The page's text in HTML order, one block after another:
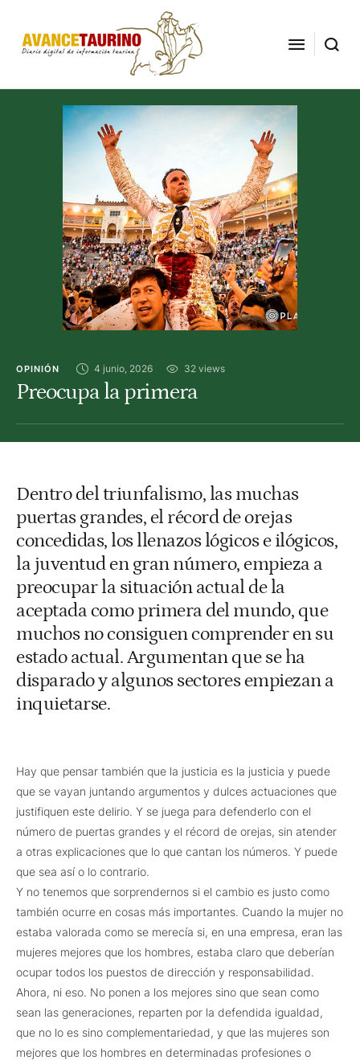
OPINIÓN 4 junio, 2026 32 views
Preocupa la primera
Dentro del triunfalismo, las muchas
puertas grandes, el récord de orejas
concedidas, los llenazos lógicos e ilógicos,
la juventud en gran número, empieza a
preocupar la situación actual de la
aceptada como primera del mundo, que
muchos no consiguen comprender en su
estado actual. Argumentan que se ha
disparado y algunos sectores empiezan a
inquietarse.
Hay que pensar también que la justicia es la justicia y puede
que se vayan juntando argumentos y dulces actuaciones que
justifiquen este delirio. Y se juega para defenderlo con el
número de puertas grandes y el récord de orejas, sin atender
a otras explicaciones que lo que cantan los números. Y puede
que sea así o lo contrario.
Y no tenemos que sorprendernos si el cambio es justo como
también ocurre en cosas más importantes. Cuando la mujer no
estaba valorada como se merecía si, en una empresa, eran las
mujeres mejores que los hombres, estaba claro que deberían
ocupar todos los puestos de dirección y responsabilidad.
Ahora, ni eso. No ponen a los mejores sino que sean como
sean las generaciones, reparten por la defendida igualdad,
que no lo es sino complementariedad, y que las mujeres son
mejores que los hombres en determinadas profesiones o